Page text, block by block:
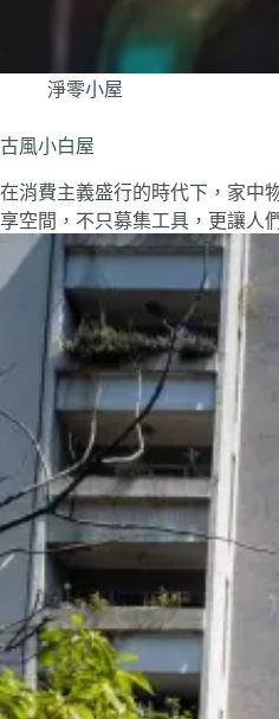
淨零小屋
古風小白屋
在消費主義盛行的時代下，家中
享空間，不只募集工具，更讓人